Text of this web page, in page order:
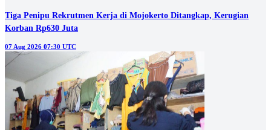
Tiga Penipu Rekrutmen Kerja di Mojokerto Ditangkap, Kerugian
Korban Rp630 Juta
07 Aug 2026 07:30 UTC